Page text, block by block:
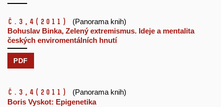
č.3,4 (2011)
(Panorama knih)
Bohuslav Binka, Zelený extremismus. Ideje a mentalita
českých enviromentálních hnutí
PDF
č.3,4 (2011)
(Panorama knih)
Boris Vyskot: Epigenetika